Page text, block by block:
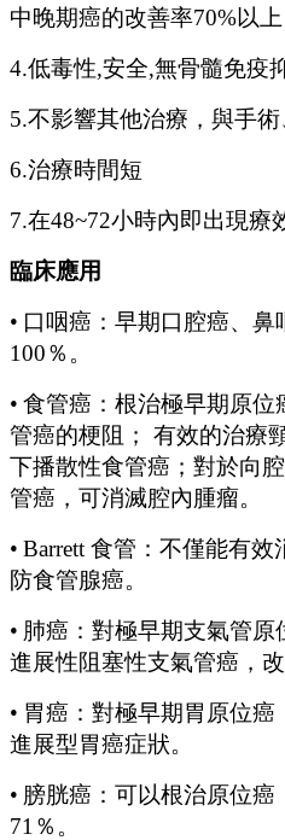
中晚期癌的改善率70%以上
4.低毒性,安全,無骨髓免疫
5.不影響其他治療，與手
6.治療時間短
7.在48~72小時內即出現療
臨床應用
• 口咽癌：早期口腔癌、鼻
100％。
• 食管癌：根治極早期原位
管癌的梗阻；
有效的治療
下播散性食管癌；對於向
管癌，可消滅腔內腫瘤。
• Barrett 食管：不僅能有效
防食管腺癌。
• 肺癌： 對極早期支氣管原
進展性阻塞性支氣管癌，改
• 胃癌：對極早期胃原位癌
進展型胃癌症狀。
• 膀胱癌：可以根治原位
71％。